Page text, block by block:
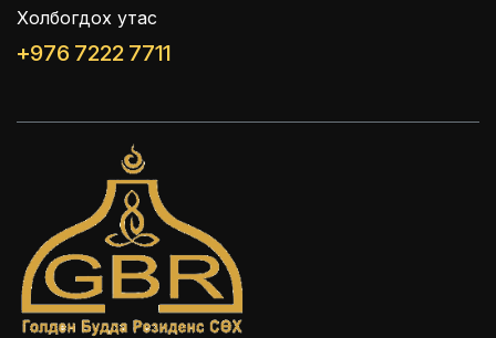
Холбогдох утас
+976 7222 7711